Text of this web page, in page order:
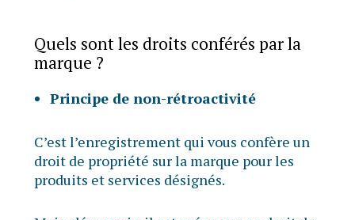
Quels sont les droits conférés par la
marque ?
Principe de non-rétroactivité
C’est l’enregistrement qui vous confère un
droit de propriété sur la marque pour les
produits et services désignés.